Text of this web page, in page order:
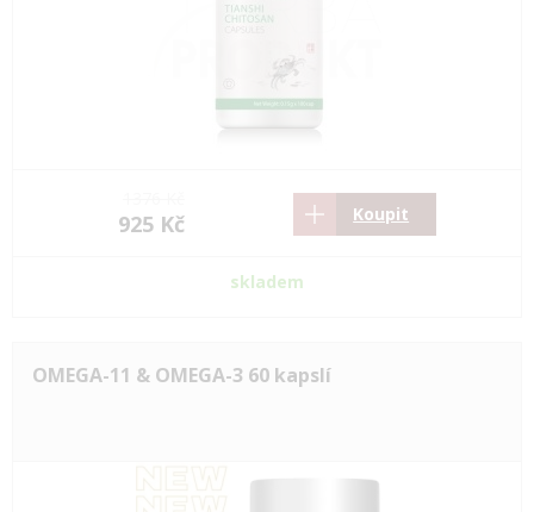
925 Kč Koupit
skladem
OMEGA-11 & OMEGA-3 60 kapslí